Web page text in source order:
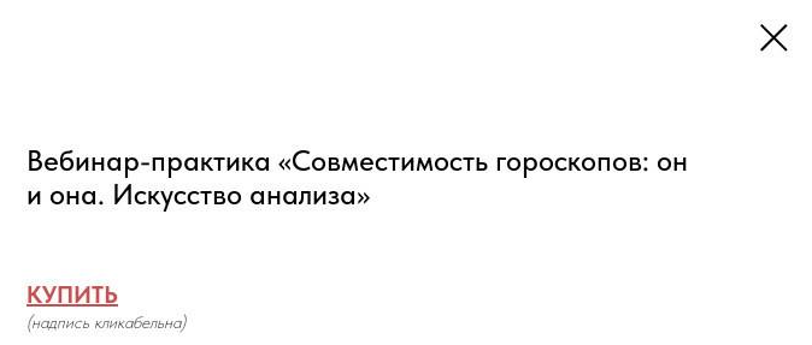
Вебинар-практика «Совместимость гороскопов: он
и она. Искусство анализа»
КУПИТЬ
(надпись кликабельна)